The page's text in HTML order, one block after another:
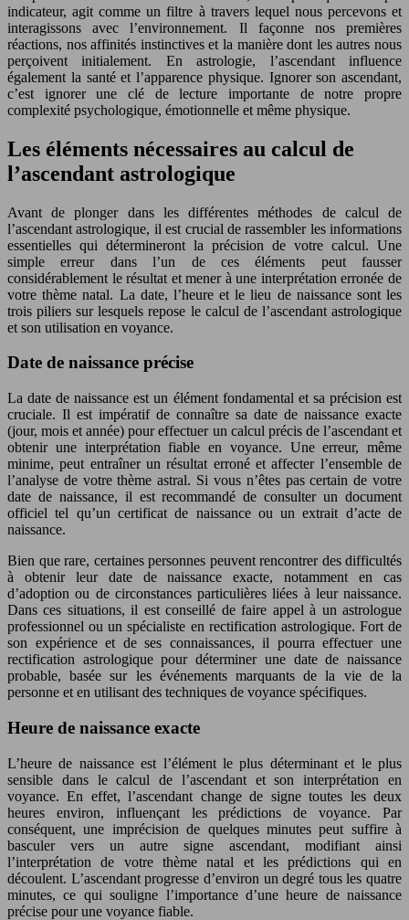
indicateur, agit comme un filtre à travers lequel nous percevons et
interagissons avec l’environnement. Il façonne nos premières
réactions, nos affinités instinctives et la manière dont les autres nous
perçoivent initialement. En astrologie, l’ascendant influence
également la santé et l’apparence physique. Ignorer son ascendant,
c’est ignorer une clé de lecture importante de notre propre
complexité psychologique, émotionnelle et même physique.
Les éléments nécessaires au calcul de
l’ascendant astrologique
Avant de plonger dans les différentes méthodes de calcul de
l’ascendant astrologique, il est crucial de rassembler les informations
essentielles qui détermineront la précision de votre calcul. Une
simple erreur dans l’un de ces éléments peut fausser
considérablement le résultat et mener à une interprétation erronée de
votre thème natal. La date, l’heure et le lieu de naissance sont les
trois piliers sur lesquels repose le calcul de l’ascendant astrologique
et son utilisation en voyance.
Date de naissance précise
La date de naissance est un élément fondamental et sa précision est
cruciale. Il est impératif de connaître sa date de naissance exacte
(jour, mois et année) pour effectuer un calcul précis de l’ascendant et
obtenir une interprétation fiable en voyance. Une erreur, même
minime, peut entraîner un résultat erroné et affecter l’ensemble de
l’analyse de votre thème astral. Si vous n’êtes pas certain de votre
date de naissance, il est recommandé de consulter un document
officiel tel qu’un certificat de naissance ou un extrait d’acte de
naissance.
Bien que rare, certaines personnes peuvent rencontrer des difficultés
à obtenir leur date de naissance exacte, notamment en cas
d’adoption ou de circonstances particulières liées à leur naissance.
Dans ces situations, il est conseillé de faire appel à un astrologue
professionnel ou un spécialiste en rectification astrologique. Fort de
son expérience et de ses connaissances, il pourra effectuer une
rectification astrologique pour déterminer une date de naissance
probable, basée sur les événements marquants de la vie de la
personne et en utilisant des techniques de voyance spécifiques.
Heure de naissance exacte
L’heure de naissance est l’élément le plus déterminant et le plus
sensible dans le calcul de l’ascendant et son interprétation en
voyance. En effet, l’ascendant change de signe toutes les deux
heures environ, influençant les prédictions de voyance. Par
conséquent, une imprécision de quelques minutes peut suffire à
basculer vers un autre signe ascendant, modifiant ainsi
l’interprétation de votre thème natal et les prédictions qui en
découlent. L’ascendant progresse d’environ un degré tous les quatre
minutes, ce qui souligne l’importance d’une heure de naissance
précise pour une voyance fiable.